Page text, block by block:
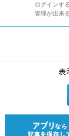
ログインす
管理が出来
表